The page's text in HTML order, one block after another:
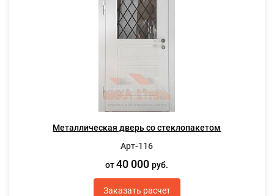
Металлическая дверь со стеклопакетом
Арт-116
от40 000руб.
Заказать расчет